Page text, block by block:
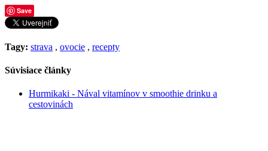
Save
Tagy: strava , ovocie , recepty
Súvisiace články
Hurmikaki - Nával vitamínov v smoothie drinku a
cestovinách